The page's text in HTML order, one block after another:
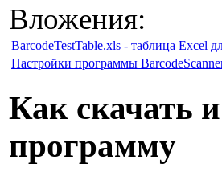
Вложения:
BarcodeTestTable.xls - таблица Excel
Настройки программы
Как скачать
программу